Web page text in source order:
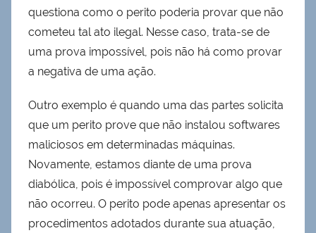
questiona como o perito poderia provar que não
cometeu tal ato ilegal. Nesse caso, trata-se de
uma prova impossível, pois não há como provar
a negativa de uma ação.
Outro exemplo é quando uma das partes solicita
que um perito prove que não instalou softwares
maliciosos em determinadas máquinas.
Novamente, estamos diante de uma prova
diabólica, pois é impossível comprovar algo que
não ocorreu. O perito pode apenas apresentar os
procedimentos adotados durante sua atuação,